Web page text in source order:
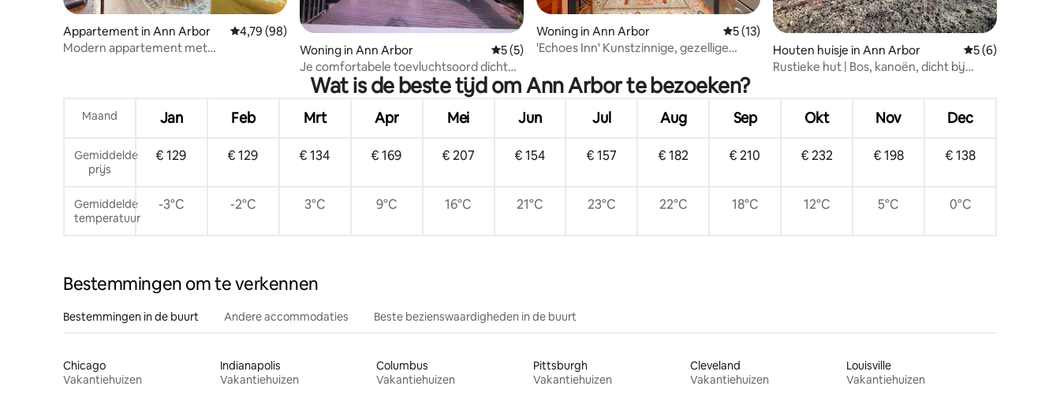
Appartement in Ann Arbor Gemiddelde beoordeling van 4,79 uit 5, 98 recensies
4,79 (98)
Modern appartement met
Woning in Ann Arbor Gemiddelde beoordeling van 5 uit 5, 5 recensies
5 (5)
Je comfortabele toevluchtsoord dicht
bij het centrum
Woning in Ann Arbor Gemiddelde beoordeling van 5 uit 5, 13 recensies
5 (13)
'Echoes Inn' Kunstzinnige, gezellige
Houten huisje in Ann Arbor Gemiddelde
5 (6)
Rustieke hut | Bos, kanoën, dicht bij
Wat is de beste tijd om Ann Arbor te bezoeken?
Maand Jan Feb Mrt Apr Mei Jun Jul Aug Sep Okt Nov Dec
Gemiddelde
prijs
€ 129 € 129 € 134 € 169 € 207 € 154 € 157 € 182 € 210 € 232 € 198 € 138
Gemiddelde
temperatuur
-3°C -2°C 3°C 9°C 16°C 21°C 23°C 22°C 18°C 12°C 5°C 0°C
Bestemmingen om te verkennen
Bestemmingen in de buurt Andere accommodaties Beste bezienswaardigheden in de buurt
Chicago
Vakantiehuizen
Indianapolis
Vakantiehuizen
Columbus
Vakantiehuizen
Pittsburgh
Vakantiehuizen
Cleveland
Vakantiehuizen
Louisville
Vakantiehuizen